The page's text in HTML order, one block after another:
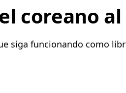
coreano
siga funcionando como